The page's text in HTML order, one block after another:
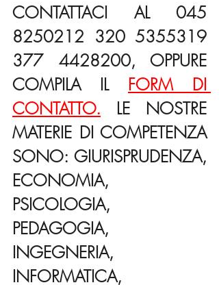
CONTATTACI AL 045
8250212 320 5355319
377 4428200, OPPURE
COMPILA IL FORM DI
CONTATTO. LE NOSTRE
MATERIE DI COMPETENZA
SONO: GIURISPRUDENZA,
ECONOMIA,
PSICOLOGIA,
PEDAGOGIA,
INGEGNERIA,
INFORMATICA,